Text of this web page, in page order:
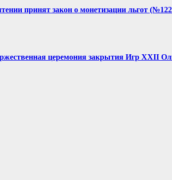
принят закон о монетизации льгот
церемония закрытия Игр XXII